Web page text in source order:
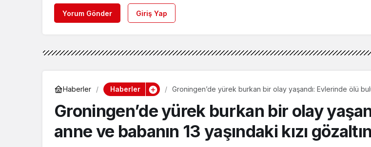
Yorum Gönder Giriş Yap
Haberler Haberler Groningen’de yürek burkan bir olay yaşandı: Evlerinde ölü
Groningen’de yürek burkan bir olay
anne ve babanın 13 yaşındaki kızı